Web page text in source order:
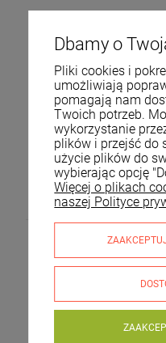
Parawan pokojowy
Dbamy o
Pliki cookies i
umożliwiają
pomagają nam
Twoich potrzeb.
wykorzystanie
plików i przejść do
użycie plików do
wybierając opcję
Więcej o plikach
naszej Polityce